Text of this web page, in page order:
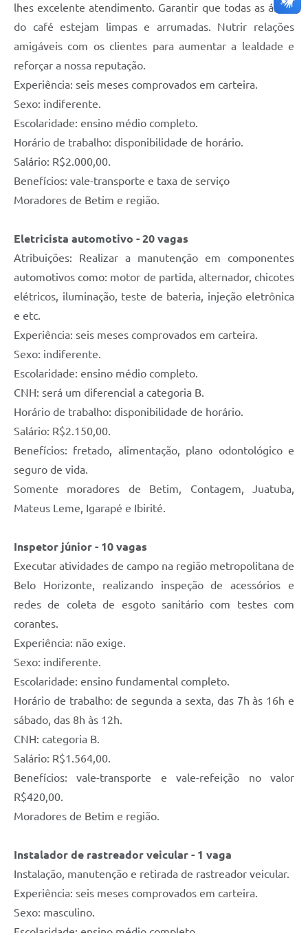
lhes excelente atendimento. Garantir que todas as áreas
do café estejam limpas e arrumadas. Nutrir relações
amigáveis com os clientes para aumentar a lealdade e
reforçar a nossa reputação.
Experiência: seis meses comprovados em carteira.
Sexo: indiferente.
Escolaridade: ensino médio completo.
Horário de trabalho: disponibilidade de horário.
Salário: R$2.000,00.
Benefícios: vale-transporte e taxa de serviço
Moradores de Betim e região.
Eletricista automotivo - 20 vagas
Atribuições: Realizar a manutenção em componentes
automotivos como: motor de partida, alternador, chicotes
elétricos, iluminação, teste de bateria, injeção eletrônica
e etc.
Experiência: seis meses comprovados em carteira.
Sexo: indiferente.
Escolaridade: ensino médio completo.
CNH: será um diferencial a categoria B.
Horário de trabalho: disponibilidade de horário.
Salário: R$2.150,00.
Benefícios: fretado, alimentação, plano odontológico e
seguro de vida.
Somente moradores de Betim, Contagem, Juatuba,
Mateus Leme, Igarapé e Ibirité.
Inspetor júnior - 10 vagas
Executar atividades de campo na região metropolitana de
Belo Horizonte, realizando inspeção de acessórios e
redes de coleta de esgoto sanitário com testes com
corantes.
Experiência: não exige.
Sexo: indiferente.
Escolaridade: ensino fundamental completo.
Horário de trabalho: de segunda a sexta, das 7h às 16h e
sábado, das 8h às 12h.
CNH: categoria B.
Salário: R$1.564,00.
Benefícios: vale-transporte e vale-refeição no valor
R$420,00.
Moradores de Betim e região.
Instalador de rastreador veicular - 1 vaga
Instalação, manutenção e retirada de rastreador veicular.
Experiência: seis meses comprovados em carteira.
Sexo: masculino.